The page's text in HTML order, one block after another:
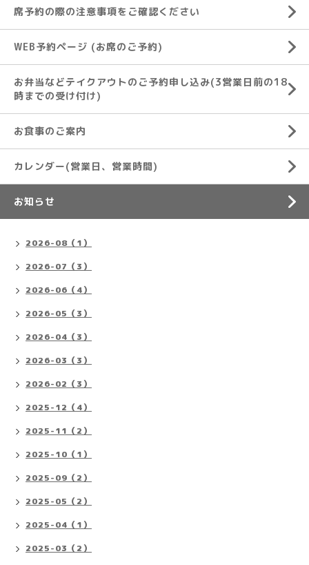
席予約の際の注意事項をご確認ください
WEB予約ページ (お席のご予約)
お弁当などテイクアウトのご予約申し込み(3営業日前の18
時までの受け付け)
お食事のご案内
カレンダー(営業日、営業時間)
お知らせ
2026-08（1）
2026-07（3）
2026-06（4）
2026-05（3）
2026-04（3）
2026-03（3）
2026-02（3）
2025-12（4）
2025-11（2）
2025-10（1）
2025-09（2）
2025-05（2）
2025-04（1）
2025-03（2）